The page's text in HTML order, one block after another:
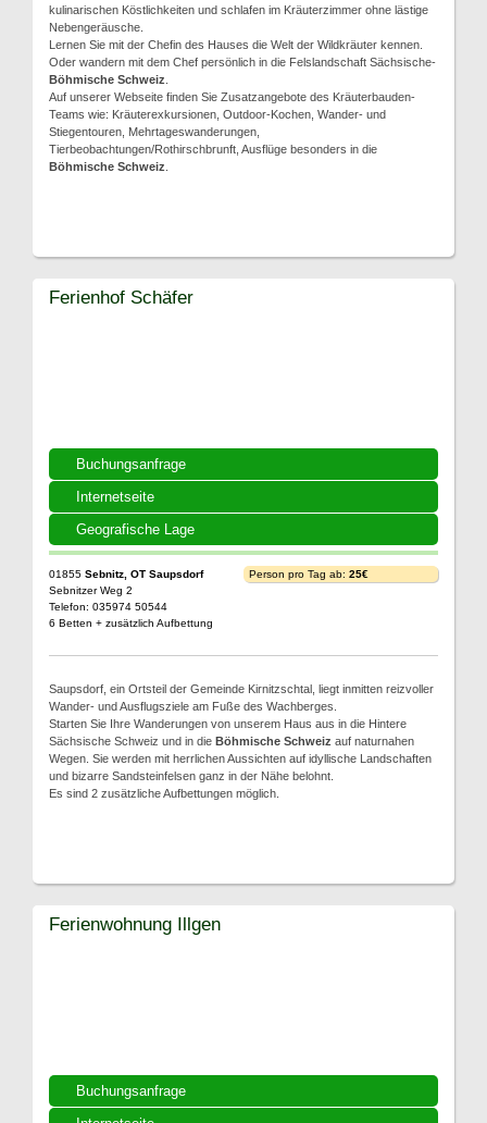
kulinarischen Köstlichkeiten und schlafen im Kräuterzimmer ohne lästige
Nebengeräusche.
Lernen Sie mit der Chefin des Hauses die Welt der Wildkräuter kennen.
Oder wandern mit dem Chef persönlich in die Felslandschaft Sächsische-
Böhmische Schweiz
Auf unserer Webseite finden Sie Zusatzangebote des Kräuterbauden-
Teams wie: Kräuterexkursionen, Outdoor-Kochen, Wander- und
Stiegentouren, Mehrtageswanderungen,
Tierbeobachtungen/Rothirschbrunft, Ausflüge besonders in die
Böhmische Schweiz
Buchungsanfrage
Internetseite
Geografische Lage
Ferienhof Schäfer
01855 Sebnitz, OT Saupsdorf
Sebnitzer Weg 2
Telefon: 035974 50544
6 Betten + zusätzlich Aufbettung
Person pro Tag ab: 25€
Saupsdorf, ein Ortsteil der Gemeinde Kirnitzschtal, liegt inmitten reizvoller
Wander- und Ausflugsziele am Fuße des Wachberges.
Starten Sie Ihre Wanderungen von unserem Haus aus in die Hintere
Sächsische Schweiz und in die Böhmische Schweiz auf naturnahen
Wegen. Sie werden mit herrlichen Aussichten auf idyllische Landschaften
und bizarre Sandsteinfelsen ganz in der Nähe belohnt.
Es sind 2 zusätzliche Aufbettungen möglich.
Buchungsanfrage
Ferienwohnung Illgen